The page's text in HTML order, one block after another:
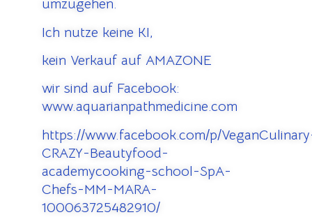
umzugehen.
Ich nutze keine KI,
kein Verkauf auf AMAZONE
wir sind auf Facebook:
www.aquarianpathmedicine.com
https://www.facebook.com/p/
CRAZY-Beautyfood-
academycooking-school-SpA-
Chefs-MM-MARA-
100063725482910/